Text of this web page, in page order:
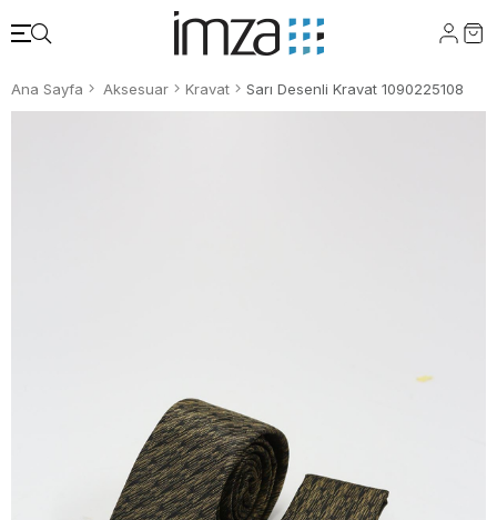
Ana Sayfa Aksesuar Kravat Sarı Desenli Kravat 1090225108